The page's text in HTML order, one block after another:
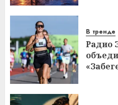
В тренде
Радио